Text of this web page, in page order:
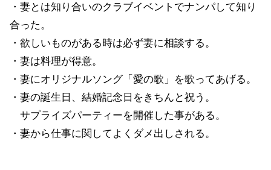
・妻とは知り合いのクラブイベントでナンパして知り
合った。
・欲しいものがある時は必ず妻に相談する。
・妻は料理が得意。
・妻にオリジナルソング「愛の歌」を歌ってあげる。
・妻の誕生日、結婚記念日をきちんと祝う。
サプライズパーティーを開催した事がある。
・妻から仕事に関してよくダメ出しされる。